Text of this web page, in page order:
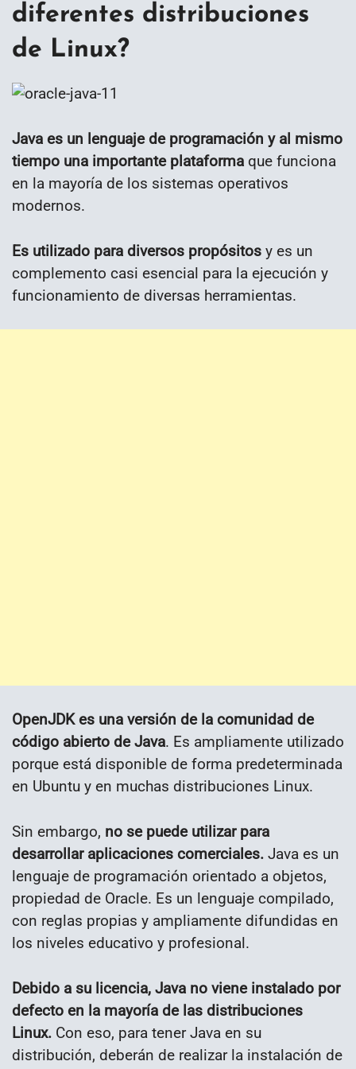
diferentes distribuciones
de Linux?
Java es un lenguaje de programación y al mismo
tiempo una importante plataforma que funciona
en la mayoría de los sistemas operativos
modernos.
Es utilizado para diversos propósitos y es un
complemento casi esencial para la ejecución y
funcionamiento de diversas herramientas.
OpenJDK es una versión de la comunidad de
código abierto de Java. Es ampliamente utilizado
porque está disponible de forma predeterminada
en Ubuntu y en muchas distribuciones Linux.
Sin embargo, no se puede utilizar para
desarrollar aplicaciones comerciales. Java es un
lenguaje de programación orientado a objetos,
propiedad de Oracle. Es un lenguaje compilado,
con reglas propias y ampliamente difundidas en
los niveles educativo y profesional.
Debido a su licencia, Java no viene instalado por
defecto en la mayoría de las distribuciones
Linux. Con eso, para tener Java en su
distribución, deberán de realizar la instalación de